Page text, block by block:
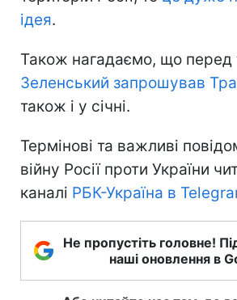
ідея.
Також нагадаємо, що перед
Зеленський запрошував
також і у січні.
Термінові та важливі
війну Росії проти України
каналі РБК-Україна в
Не пропустіть головне!
наші оновлення в